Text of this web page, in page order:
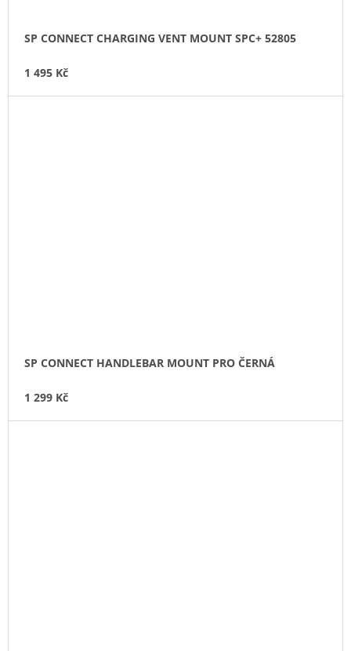
SP CONNECT CHARGING VENT MOUNT SPC+ 52805
1 495 Kč
SP CONNECT HANDLEBAR MOUNT PRO ČERNÁ
1 299 Kč